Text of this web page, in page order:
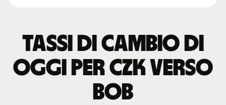
Tassi di cambio di
oggi per CZK verso
BOB